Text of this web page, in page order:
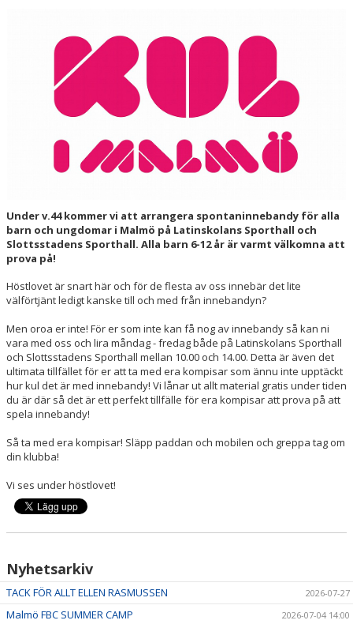
HALL OF FAME
Under v.44 kommer vi att arrangera spontaninnebandy för alla
barn och ungdomar i Malmö på Latinskolans Sporthall och
Slottsstadens Sporthall. Alla barn 6-12 år är varmt välkomna att
prova på!
Höstlovet är snart här och för de flesta av oss innebär det lite
välförtjänt ledigt kanske till och med från innebandyn?
Men oroa er inte! För er som inte kan få nog av innebandy så kan ni
vara med oss och lira måndag - fredag både på Latinskolans Sporthall
och Slottsstadens Sporthall mellan 10.00 och 14.00. Detta är även det
ultimata tillfället för er att ta med era kompisar som ännu inte upptäckt
hur kul det är med innebandy! Vi lånar ut allt material gratis under tiden
du är där så det är ett perfekt tillfälle för era kompisar att prova på att
spela innebandy!
Så ta med era kompisar! Släpp paddan och mobilen och greppa tag om
din klubba!
Vi ses under höstlovet!
Nyhetsarkiv
TACK FÖR ALLT ELLEN RASMUSSEN 2026-07-27
Malmö FBC SUMMER CAMP 2026-07-04 14:00